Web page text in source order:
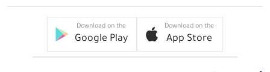
Download on the
App Store
Download on the
Google Play